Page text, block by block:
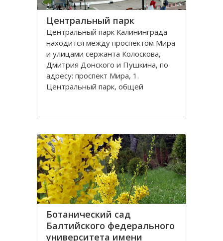
Центральный парк
Центральный парк Калининграда
находится между проспектом Мира
и улицами сержанта Колоскова,
Дмитрия Донского и Пушкина, по
адресу: проспект Мира, 1.
Центральный парк, общей
прусского королевства парка
альтштадского кладбища
Ботанический сад
Балтийского федерального
университета имени